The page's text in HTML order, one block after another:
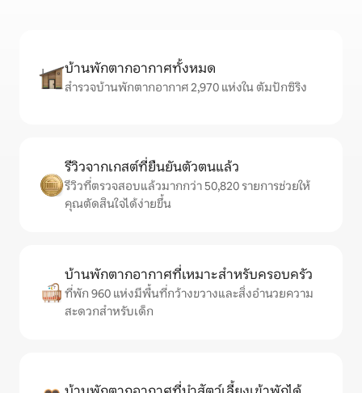
บ้านพักตากอากาศทั้งหมด
สำรวจบ้านพักตากอากาศ 2,970 แห่งใน ตัมปักซิริง
รีวิวจากเกสต์ที่ยืนยันตัวตนแล้ว
รีวิวที่ตรวจสอบแล้วมากกว่า 50,820 รายการช่วยให้
คุณตัดสินใจได้ง่ายขึ้น
บ้านพักตากอากาศที่เหมาะสำหรับครอบครัว
ที่พัก 960 แห่งมีพื้นที่กว้างขวางและสิ่งอำนวยความ
สะดวกสำหรับเด็ก